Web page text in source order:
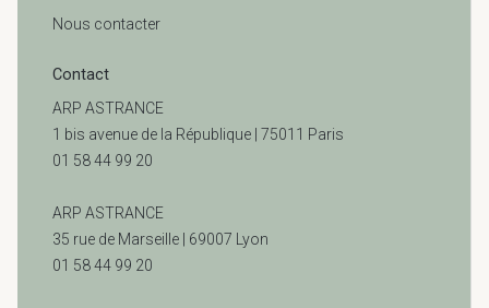
Nous contacter
Contact
ARP ASTRANCE
1 bis avenue de la République | 75011 Paris
01 58 44 99 20
ARP ASTRANCE
35 rue de Marseille | 69007 Lyon
01 58 44 99 20